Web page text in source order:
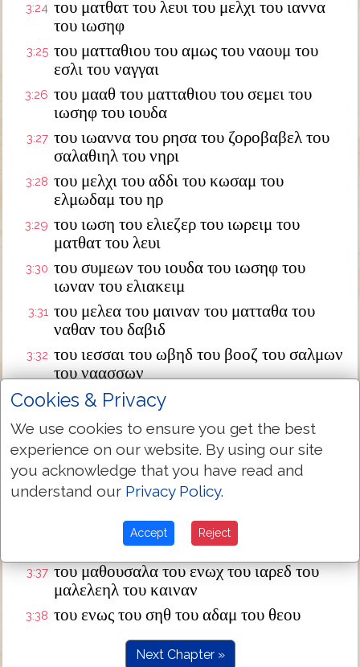
3:24 του ματθατ του λευι του μελχι του ιαννα
του ιωσηφ
3:25 του ματταθιου του αμως του ναουμ του
εσλι του ναγγαι
3:26 του μααθ του ματταθιου του σεμει του
ιωσηφ του ιουδα
3:27 του ιωαννα του ρησα του ζοροβαβελ του
σαλαθιηλ του νηρι
3:28 του μελχι του αδδι του κωσαμ του
ελμωδαμ του ηρ
3:29 του ιωση του ελιεζερ του ιωρειμ του
ματθατ του λευι
3:30 του συμεων του ιουδα του ιωσηφ του
ιωναν του ελιακειμ
3:31 του μελεα του μαιναν του ματταθα του
ναθαν του δαβιδ
3:32 του ιεσσαι του ωβηδ του βοοζ του σαλμων
του ναασσων
3:33
του αμιναδαβ του αραμ του εσρων του
φαρες του ιουδα
του ιακωβ του ισαακ του αβρααμ του θαρα
του ναχωρ
3:35
του σαρουχ του ραγαυ του φαλεκ του εβερ
του σαλα
του καιναν του αρφαξαδ του σημ του νωε
3:37 του μαθουσαλα του ενωχ του ιαρεδ του
μαλελεηλ του καιναν
3:38 του ενως του σηθ του αδαμ του θεου
Next Chapter »
Cookies & Privacy
We use cookies to ensure you get the best
experience on our website. By using our site
you acknowledge that you have read and
understand our Privacy Policy.
Accept Reject